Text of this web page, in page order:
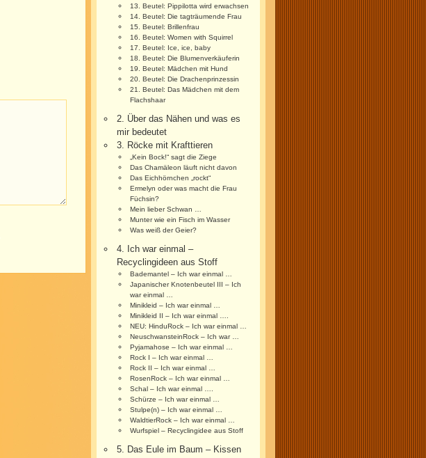
13. Beutel: Pippilotta wird erwachsen
14. Beutel: Die tagträumende Frau
15. Beutel: Brillenfrau
16. Beutel: Women with Squirrel
17. Beutel: Ice, ice, baby
18. Beutel: Die Blumenverkäuferin
19. Beutel: Mädchen mit Hund
20. Beutel: Die Drachenprinzessin
21. Beutel: Das Mädchen mit dem
Flachshaar
2. Über das Nähen und was es
mir bedeutet
3. Röcke mit Krafttieren
„Kein Bock!“ sagt die Ziege
Das Chamäleon läuft nicht davon
Das Eichhörnchen „rockt“
Ermelyn oder was macht die Frau
Füchsin?
Mein lieber Schwan …
Munter wie ein Fisch im Wasser
Was weiß der Geier?
4. Ich war einmal –
Recyclingideen aus Stoff
Bademantel – Ich war einmal …
Japanischer Knotenbeutel III – Ich
war einmal …
Minikleid – Ich war einmal …
Minikleid II – Ich war einmal ….
NEU: HinduRock – Ich war einmal …
NeuschwansteinRock – Ich war …
Pyjamahose – Ich war einmal …
Rock I – Ich war einmal …
Rock II – Ich war einmal …
RosenRock – Ich war einmal …
Schal – Ich war einmal ….
Schürze – Ich war einmal …
Stulpe(n) – Ich war einmal …
WaldtierRock – Ich war einmal …
Wurfspiel – Recyclingidee aus Stoff
5. Das Eule im Baum – Kissen